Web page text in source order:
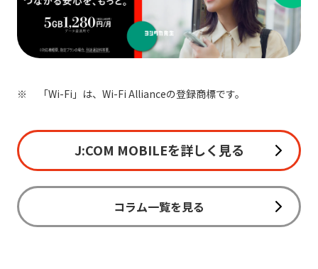
「Wi-Fi」は、Wi-Fi Allianceの登録商標です。
J:COM MOBILEを詳しく見る
コラム一覧を見る